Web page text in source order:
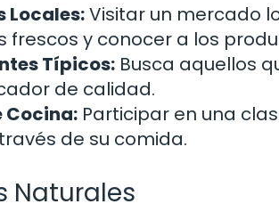
Locales:Visitar un mercado
frescos y conocer a los
Típicos: Busca aquellos
de calidad.
Cocina: Participar en una
de su comida.
Naturales